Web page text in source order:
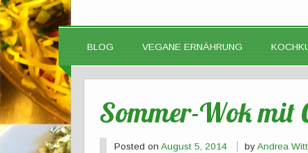
BLOG VEGANE ERNÄHRUNG
Sommer-Wok mit
Posted on August 5, 2014 byAndrea